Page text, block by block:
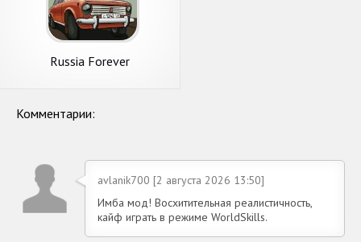
Russia Forever
Комментарии:
avlanik700 [2 августа 2026 13:50]
Имба мод! Восхитительная реалистичность,
кайф играть в режиме WorldSkills.